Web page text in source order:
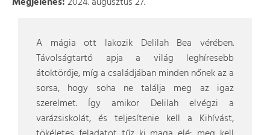
A mágia ott lakozik Delilah Bea vérében.
Távolságtartó apja a világ leghíresebb
átoktörője, míg a családjában minden nőnek az a
sorsa, hogy soha ne találja meg az igaz
szerelmet. Így amikor Delilah elvégzi a
varázsiskolát, és teljesítenie kell a Kihívást,